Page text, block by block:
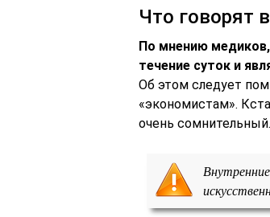
Что говорят
По мнению медиков,
течение суток и
Об этом следует
«экономистам».
очень сомнительный.